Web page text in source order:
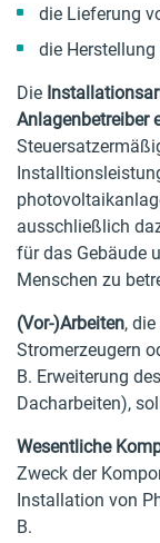
die Lieferung
die Herstellung
Die
Anlagenbetreiber
ausschließlich
für das Gebäude
Menschen zu
(Vor-)Arbeiten,
Stromerzeugern
B. Erweiterung
Dacharbeiten),
Wesentliche
Zweck der
Installation von
B.